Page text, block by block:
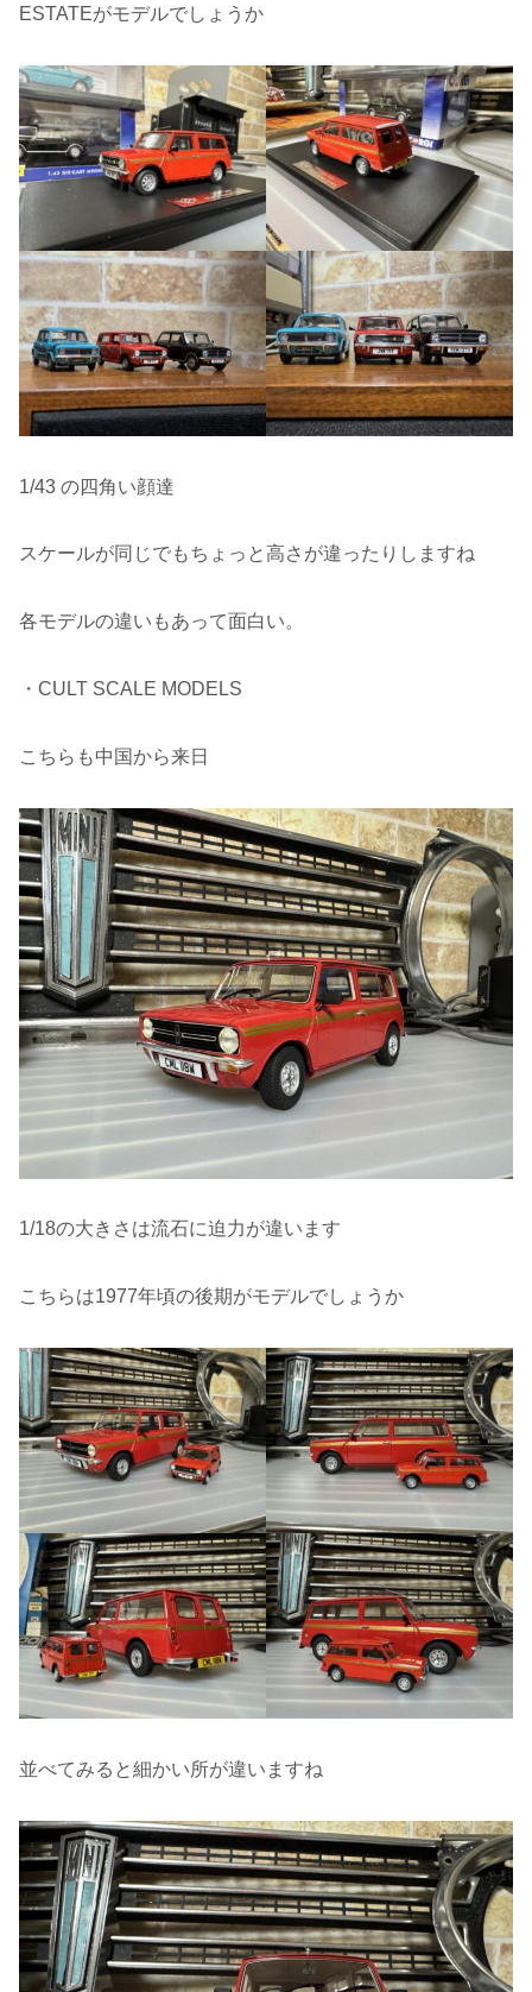
ESTATEがモデルでしょうか
1/43 の四角い顔達
スケールが同じでもちょっと高さが違ったりしますね
各モデルの違いもあって面白い。
・CULT SCALE MODELS
こちらも中国から来日
1/18の大きさは流石に迫力が違います
こちらは1977年頃の後期がモデルでしょうか
並べてみると細かい所が違いますね